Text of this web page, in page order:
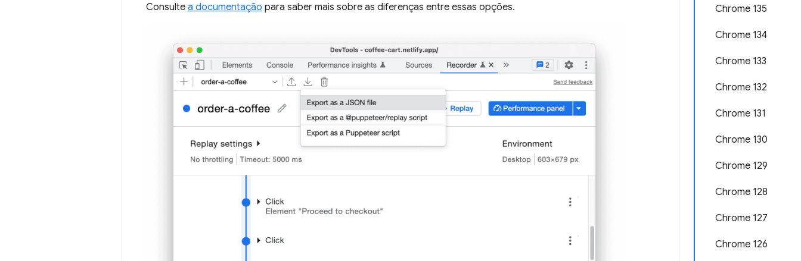
Chrome 135
Chrome 134
Chrome 133
Chrome 132
Chrome 131
Chrome 130
Chrome 129
Chrome 128
Chrome 127
Chrome 126
Consulte a documentação para saber mais sobre as diferenças entre essas opções.